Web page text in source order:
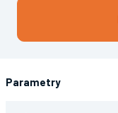
Parametry